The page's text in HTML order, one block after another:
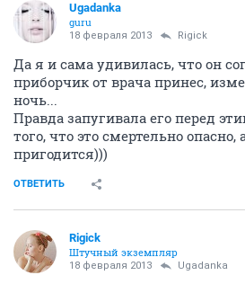
Ugadanka
guru
18 февраля 2013 Rigick
Да я и сама удивилась, что он
приборчик от врача принес,
ночь...
Правда запугивала его перед
того, что это смертельно
пригодится)))
ОТВЕТИТЬ
Rigick
Штучный экземпляр
18 февраля 2013 Ugadanka